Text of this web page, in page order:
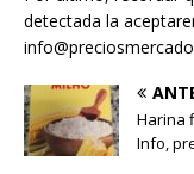
detectada la
Harina
Info,